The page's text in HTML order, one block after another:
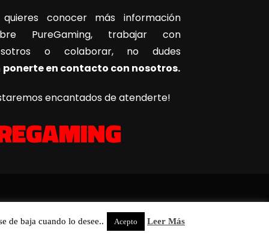
quieres conocer más información
PureGaming, trabajar con
o colaborar, no dudes
ponerte en contacto con nosotros.
encantados de atenderte!
de baja cuando lo desee.. Acepto Leer Más